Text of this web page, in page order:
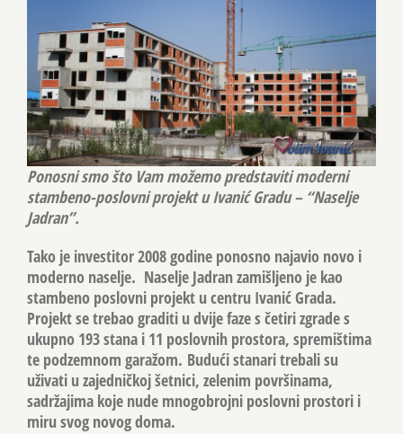
Ponosni smo što Vam možemo predstaviti moderni
stambeno-poslovni projekt u Ivanić Gradu – “Naselje
Jadran”.
Tako je investitor 2008 godine ponosno najavio novo i
moderno naselje. Naselje Jadran zamišljeno je kao
stambeno poslovni projekt u centru Ivanić Grada.
Projekt se trebao graditi u dvije faze s četiri zgrade s
ukupno 193 stana i 11 poslovnih prostora, spremištima
te podzemnom garažom. Budući stanari trebali su
uživati u zajedničkoj šetnici, zelenim površinama,
sadržajima koje nude mnogobrojni poslovni prostori i
miru svog novog doma.